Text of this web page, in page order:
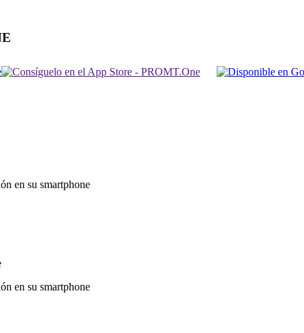
en su smartphone
en su smartphone